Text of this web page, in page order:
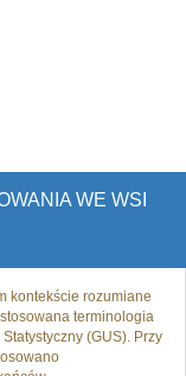
WE WSI
kontekście rozumiane
terminologia
(GUS). Przy